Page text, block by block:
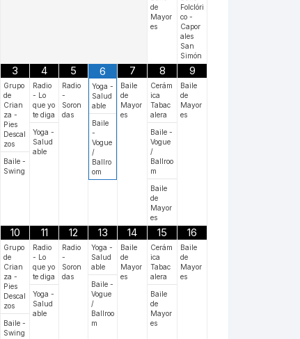
de
Mayor
es
Folclóri
co -
Capor
ales
San
Simón
3
Grupo
de
Crian
za -
Pies
Descal
zos
Baile -
Swing
4
Radio
- Lo
que yo
te diga
Yoga -
Salud
able
5
Radio
-
Soron
das
6
Yoga -
Salud
able
Baile
-
Vogue
/
Ballro
om
7
Baile
de
Mayor
es
8
Cerám
ica
Tabac
alera
Baile -
Vogue
/
Ballroo
m
Baile
de
Mayor
es
9
Baile
de
Mayor
es
10
Grupo
de
Crian
za -
Pies
Descal
zos
Baile -
Swing
11
Radio
- Lo
que yo
te diga
Yoga -
Salud
able
12
Radio
-
Soron
das
13
Yoga -
Salud
able
Baile -
Vogue
/
Ballroo
m
14
Baile
de
Mayor
es
15
Cerám
ica
Tabac
alera
Baile
de
Mayor
es
16
Baile
de
Mayor
es